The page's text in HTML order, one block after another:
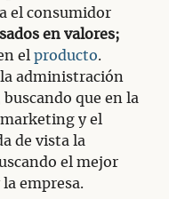
el consumidor
en valores;
el producto.
la administración
que en la
y el
de vista la
el mejor
empresa.